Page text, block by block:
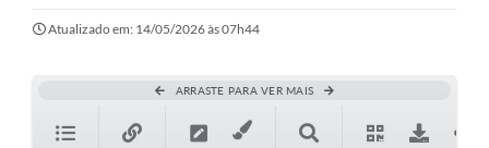
Atualizado em: 14/05/2026 às 07h44
ARRASTE PARA VER MAIS